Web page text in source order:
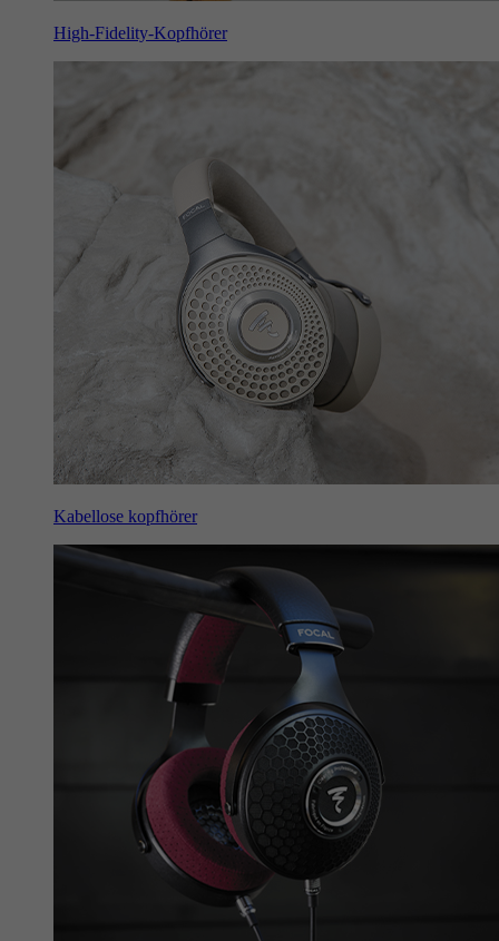
High-Fidelity-Kopfhörer
Kabellose kopfhörer